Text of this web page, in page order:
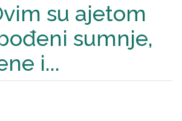
su ajetom
sumnje,
i...